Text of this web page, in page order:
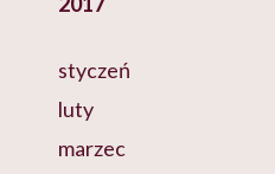
styczeń
luty
marzec